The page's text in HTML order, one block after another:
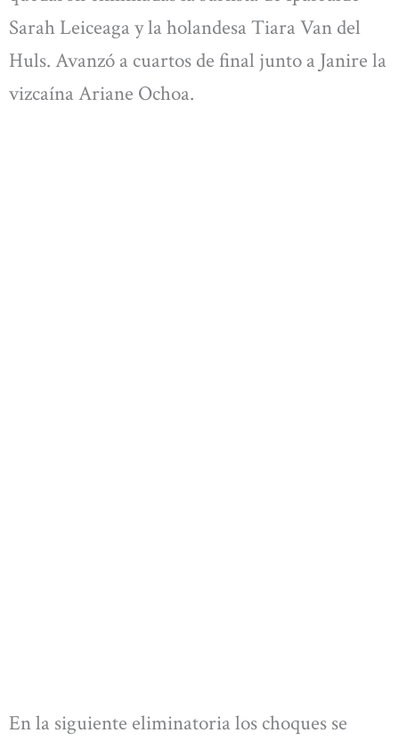
Sarah Leiceaga y la holandesa Tiara Van del
Huls. Avanzó a cuartos de final junto a Janire la
vizcaína Ariane Ochoa.
En la siguiente eliminatoria los choques se